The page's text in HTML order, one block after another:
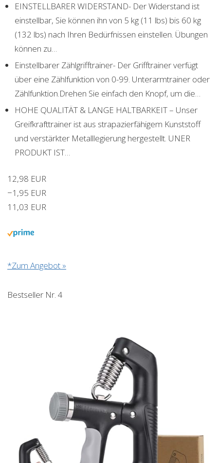
EINSTELLBARER WIDERSTAND- Der Widerstand ist
einstellbar, Sie können ihn von 5 kg (11 lbs) bis 60 kg
(132 lbs) nach Ihren Bedürfnissen einstellen. Übungen
können zu…
Einstellbarer Zählgrifftrainer- Der Grifftrainer verfügt
über eine Zählfunktion von 0-99. Unterarmtrainer oder
Zählfunktion.Drehen Sie einfach den Knopf, um die…
HOHE QUALITÄT & LANGE HALTBARKEIT – Unser
Greifkrafttrainer ist aus strapazierfähigem Kunststoff
und verstärkter Metalllegierung hergestellt. UNER
PRODUKT IST…
12,98 EUR
−1,95 EUR
11,03 EUR
*Zum Angebot »
Bestseller Nr. 4